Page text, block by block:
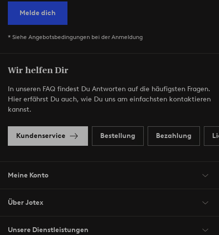
Melde dich
* Siehe Angebotsbedingungen bei der Anmeldung
Wir helfen Dir
In unseren FAQ findest Du Antworten auf die häufigsten Fragen.
Hier erfährst Du auch, wie Du uns am einfachsten kontaktieren
kannst.
Kundenservice Bestellung Bezahlung
Meine Konto
Über Jotex
Unsere Dienstleistungen